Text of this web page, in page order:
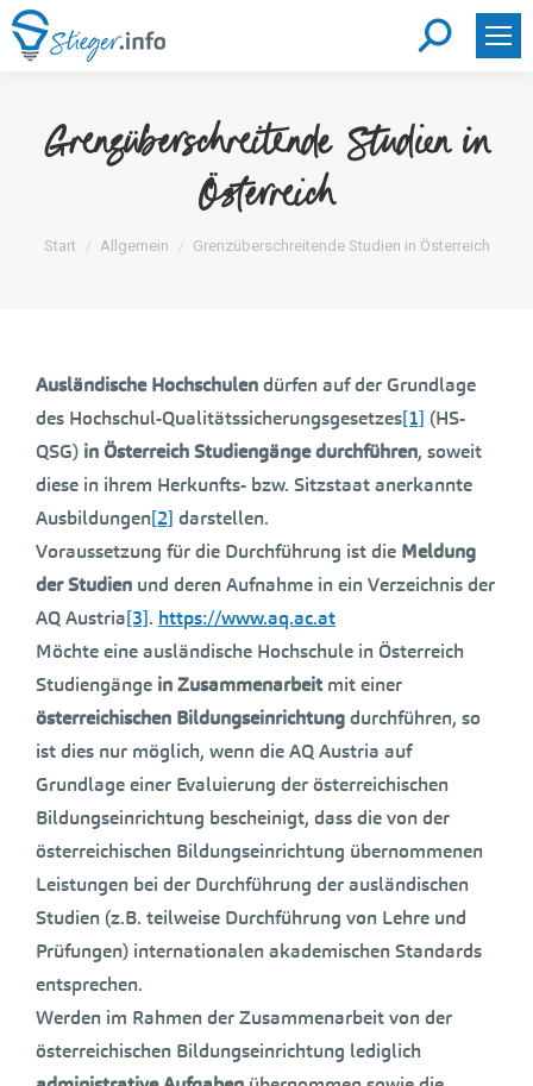
Search:
Grenzüberschreitende Studien in
Österreich
Sie befinden sich hier:
Start Allgemein Grenzüberschreitende Studien in Österreich
Ausländische Hochschulendürfen auf der Grundlage
des Hochschul-Qualitätssicherungsgesetzes[1] (HS-
QSG) in Österreich Studiengänge durchführen, soweit
diese in ihrem Herkunfts- bzw. Sitzstaat anerkannte
Ausbildungen[2] darstellen.
Voraussetzung für die Durchführung ist die Meldung
der Studien und deren Aufnahme in ein Verzeichnis der
AQ Austria[3]. https://www.aq.ac.at
Möchte eine ausländische Hochschule in Österreich
Studiengänge in Zusammenarbeitmit einer
österreichischen Bildungseinrichtungdurchführen, so
ist dies nur möglich, wenn die AQ Austria auf
Grundlage einer Evaluierung der österreichischen
Bildungseinrichtung bescheinigt, dass die von der
österreichischen Bildungseinrichtung übernommenen
Leistungen bei der Durchführung der ausländischen
Studien (z.B. teilweise Durchführung von Lehre und
Prüfungen) internationalen akademischen Standards
entsprechen.
Werden im Rahmen der Zusammenarbeit von der
österreichischen Bildungseinrichtung lediglich